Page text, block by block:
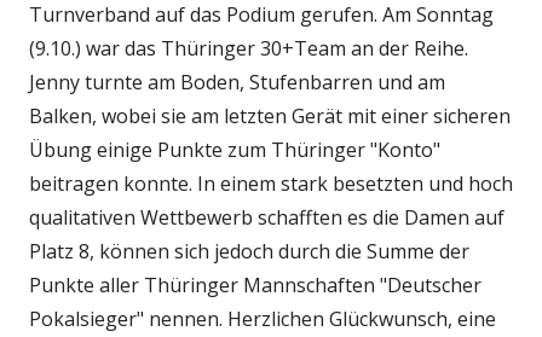
Turnverband auf das Podium gerufen. Am Sonntag
(9.10.) war das Thüringer 30+Team an der Reihe.
Jenny turnte am Boden, Stufenbarren und am
Balken, wobei sie am letzten Gerät mit einer sicheren
Übung einige Punkte zum Thüringer "Konto"
beitragen konnte. In einem stark besetzten und hoch
qualitativen Wettbewerb schafften es die Damen auf
Platz 8, können sich jedoch durch die Summe der
Punkte aller Thüringer Mannschaften "Deutscher
Pokalsieger" nennen. Herzlichen Glückwunsch, eine